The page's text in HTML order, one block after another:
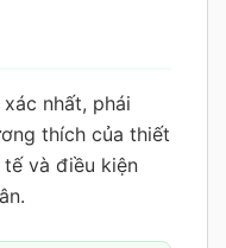
nhất, phái
thích của thiết
và điều kiện